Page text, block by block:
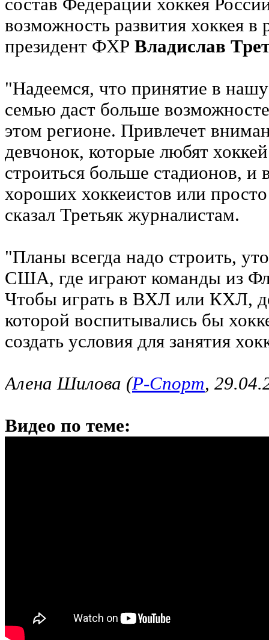
состав Федерации хоккея
возможность развития хоккея в
президент ФХР Владислав
"Надеемся, что принятие в
семью даст больше
этом регионе. Привлечет
девчонок, которые любят
строиться больше стадионов,
хороших хоккеистов или
сказал Третьяк журналистам.
"Планы всегда надо строить,
США, где играют команды из
Чтобы играть в ВХЛ или КХЛ,
которой воспитывались бы
создать условия для занятия
Алена Шилова (Р-Спорт,
Видео по теме: